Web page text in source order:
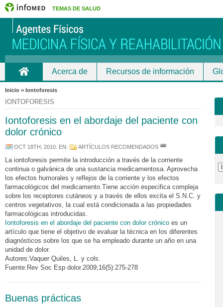
TEMAS DE SALUD
Acerca de Recursos de información
Inicio > Iontoforesis
IONTOFORESIS
Iontoforesis en el abordaje del paciente con
dolor crónico
OCT 18TH, 2010 . EN: ARTÍCULOS RECOMENDADOS
La iontoforesis permite la introducción a través de la corriente
continua o galvánica de una sustancia medicamentosa. Aprovecha
los efectos humorales y reflejos de la corriente y los efectos
farmacológicos del medicamento.Tiene acción especifica compleja
sobre los receptores cutáneos y a través de ellos excita el S.N.C. y
centros vegetativos, la cual está condicionada a las propiedades
farmacológicas introducidas.
Iontoforesis en el abordaje del paciente con dolor crónico es un
artículo que tiene el objetivo de evaluar la técnica en los diferentes
diagnósticos sobre los que se ha empleado durante un año en una
unidad de dolor.
Autores:Vaquer Quiles, L. y cols.
Fuente:Rev Soc Esp dolor.2009;16(5):275-278
Buenas prácticas